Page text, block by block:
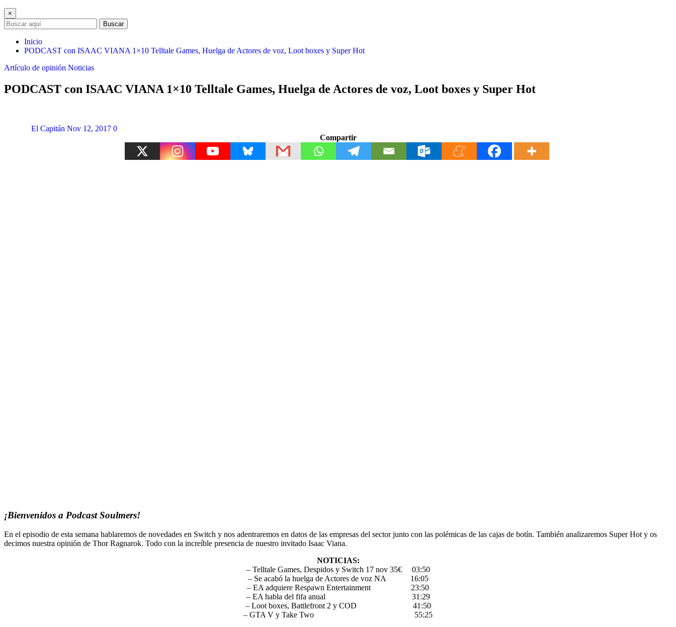
×
Buscar
Inicio
PODCAST con ISAAC VIANA 1×10 Telltale Games, Huelga de Actores de voz, Loot boxes y Super Hot
Artículo de opinión Noticias
PODCAST con ISAAC VIANA 1×10 Telltale Games, Huelga de Actores de voz, Loot boxes y Super Hot
El Capitán Nov 12, 2017 0
Compartir
¡Bienvenidos a Podcast Soulmers!
En el episodio de esta semana hablaremos de novedades en Switch y nos adentraremos en datos de las empresas del sector junto con las polémicas de las cajas de botín. También analizaremos Super Hot y os
decimos nuestra opinión de Thor Ragnarok. Todo con la increíble presencia de nuestro invitado Isaac Viana.
NOTICIAS:
– Telltale Games, Despidos y Switch 17 nov 35€ 03:50
– Se acabó la huelga de Actores de voz NA 16:05
– EA adquiere Respawn Entertainment 23:50
– EA habla del fifa anual 31:29
– Loot boxes, Battlefront 2 y COD 41:50
– GTA V y Take Two 55:25